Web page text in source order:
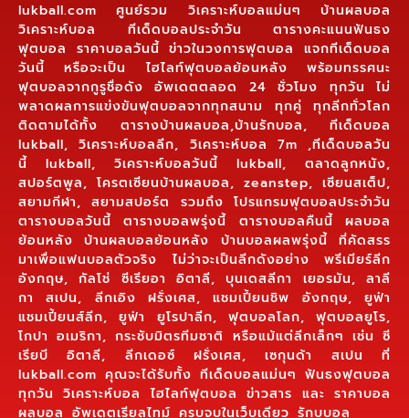
lukball.com ศูนย์รวม วิเคราะห์บอลแม่นๆ บ้านผลบอล
วิเคราะห์บอล ทีเด็ดบอลประจำวัน ตารางคะแนนฟันธง
ฟุตบอล ราคาบอลวันนี้ ข่าวในวงการฟุตบอล แจกทีเด็ดบอล
วันนี้ หรือจะเป็น ไฮไลท์ฟุตบอลย้อนหลัง พร้อมทรรศนะ
ฟุตบอลจากกูรูชื่อดัง อัพเดตตลอด 24 ชั่วโมง ทุกวัน ไม่
พลาดผลการแข่งขันฟุตบอลจากทุกสนาม ทุกคู่ ทุกลีกทั่วโลก
ติดตามได้ทั้ง ตารางบ้านผลบอล,บ้านรักบอล, ทีเด็ดบอล
lukball, วิเคราะห์บอลลีก, วิเคราะห์บอล 7m ,ทีเด็ดบอลวัน
นี้ lukball, วิเคราะห์บอลวันนี้ lukball, ตลาดลูกหนัง,
สปอร์ตพูล, โครตเซียนบ้านผลบอล, zeanstep, เซียนสเต็ป,
สยามกีฬา, สยามสปอร์ต รวมถึง โปรแกรมฟุตบอลประจำวัน
ตารางบอลวันนี้ ตารางบอลพรุ่งนี้ ตารางบอลคืนนี้ ผลบอล
ย้อนหลัง บ้านผลบอลย้อนหลัง บ้านบอลผลพรุ่งนี้ ที่คัดสรร
มาเพื่อแฟนบอลตัวจริง ไม่ว่าจะเป็นลีกดังอย่าง พรีเมียร์ลีก
อังกฤษ, กัลโช่ ซีเรียอา อิตาลี, บุนเดสลีกา เยอรมัน, ลาลี
กา สเปน, ลีกเอิง ฝรั่งเศส, แชมเปี้ยนชิพ อังกฤษ, ยูฟ่า
แชมเปี้ยนส์ลีก, ยูฟ่า ยูโรปาลีก, ฟุตบอลโลก, ฟุตบอลยูโร,
โกปา อเมริกา, กระชับมิตรทีมชาติ หรือแม้แต่ลีกเล็กๆ เช่น ซี
เรียบี อิตาลี, ลีกเดอซ์ ฝรั่งเศส, เซกุนด้า สเปน ที่
lukball.com คุณจะได้รับทั้ง ทีเด็ดบอลแม่นๆ ฟันธงฟุตบอล
ทุกวัน วิเคราะห์บอล ไฮไลท์ฟุตบอล ข่าวสาร และ ราคาบอล
ผลบอล อัพเดตเรียลไทม์ ครบจบในเว็บเดียว รักบบอล